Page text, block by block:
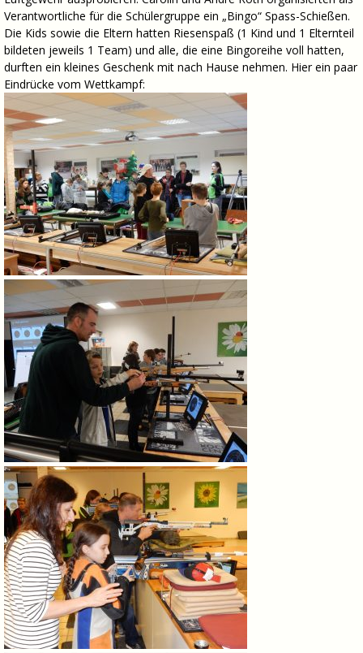
Verantwortliche für die Schülergruppe ein „Bingo“ Spass-Schießen.
Die Kids sowie die Eltern hatten Riesenspaß (1 Kind und 1 Elternteil
bildeten jeweils 1 Team) und alle, die eine Bingoreihe voll hatten,
durften ein kleines Geschenk mit nach Hause nehmen. Hier ein paar
Eindrücke vom Wettkampf: